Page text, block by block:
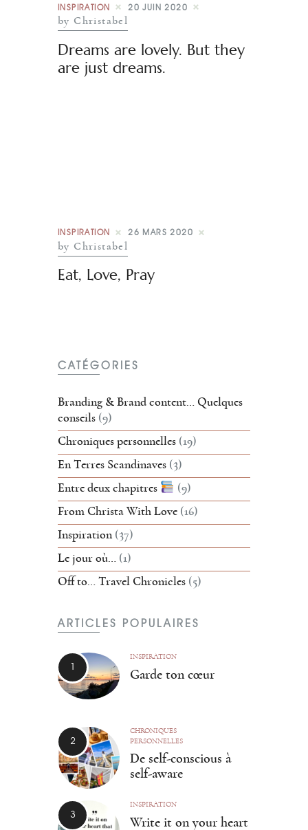
INSPIRATION 20 JUIN 2020
by Christabel
Dreams are lovely. But they
are just dreams.
INSPIRATION 26 MARS 2020
by Christabel
Eat, Love, Pray
CATÉGORIES
Branding & Brand content… Quelques
conseils (9)
Chroniques personnelles (19)
En Terres Scandinaves (3)
Entre deux chapitres
(9)
From Christa With Love (16)
Inspiration(37)
Le jour où… (1)
Off to… Travel Chronicles (5)
ARTICLES POPULAIRES
INSPIRATION
Garde ton cœur
CHRONIQUES
PERSONNELLES
De self-conscious à
self-aware
INSPIRATION
Write it on your heart